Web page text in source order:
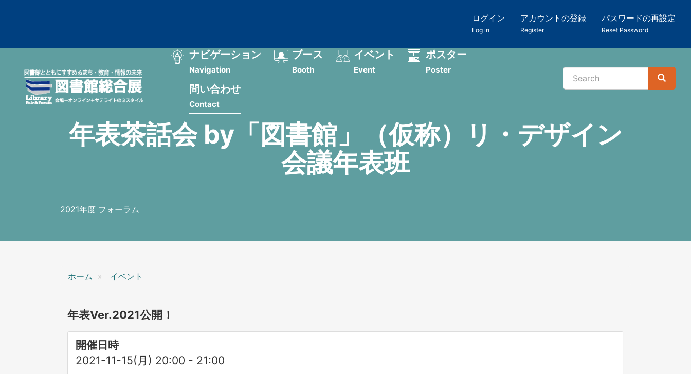
ン
ー
ザ
ログイン
Log in
アカウントの登録
Register
パスワードの再設定
Reset Password
メ
ナ
ビ
ン
ナビゲーション
Navigation
ブース
Booth
イベント
Event
ポスター
Poster
問い合わせ
Contact
検
Search
Search
年表茶話会 by「図書館」（仮称）リ・デザイン
会議年表班
2021年度 フォーラム
ホーム イベント
年表Ver.2021公開！
開催日時
2021-11-15(月) 20:00 - 21:00